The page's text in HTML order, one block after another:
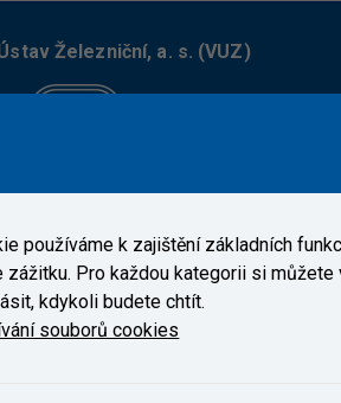
Železniční, a. s. (VUZ)
+420 241 493 135
rejstříku vedeném Městským
oddíl B, vložka 10025
používáme k zajištění základních
zážitku. Pro každou kategorii si
kdykoli budete chtít.
souborů cookies